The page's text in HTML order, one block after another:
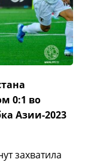
0:1 во
Азии-2023
захватила